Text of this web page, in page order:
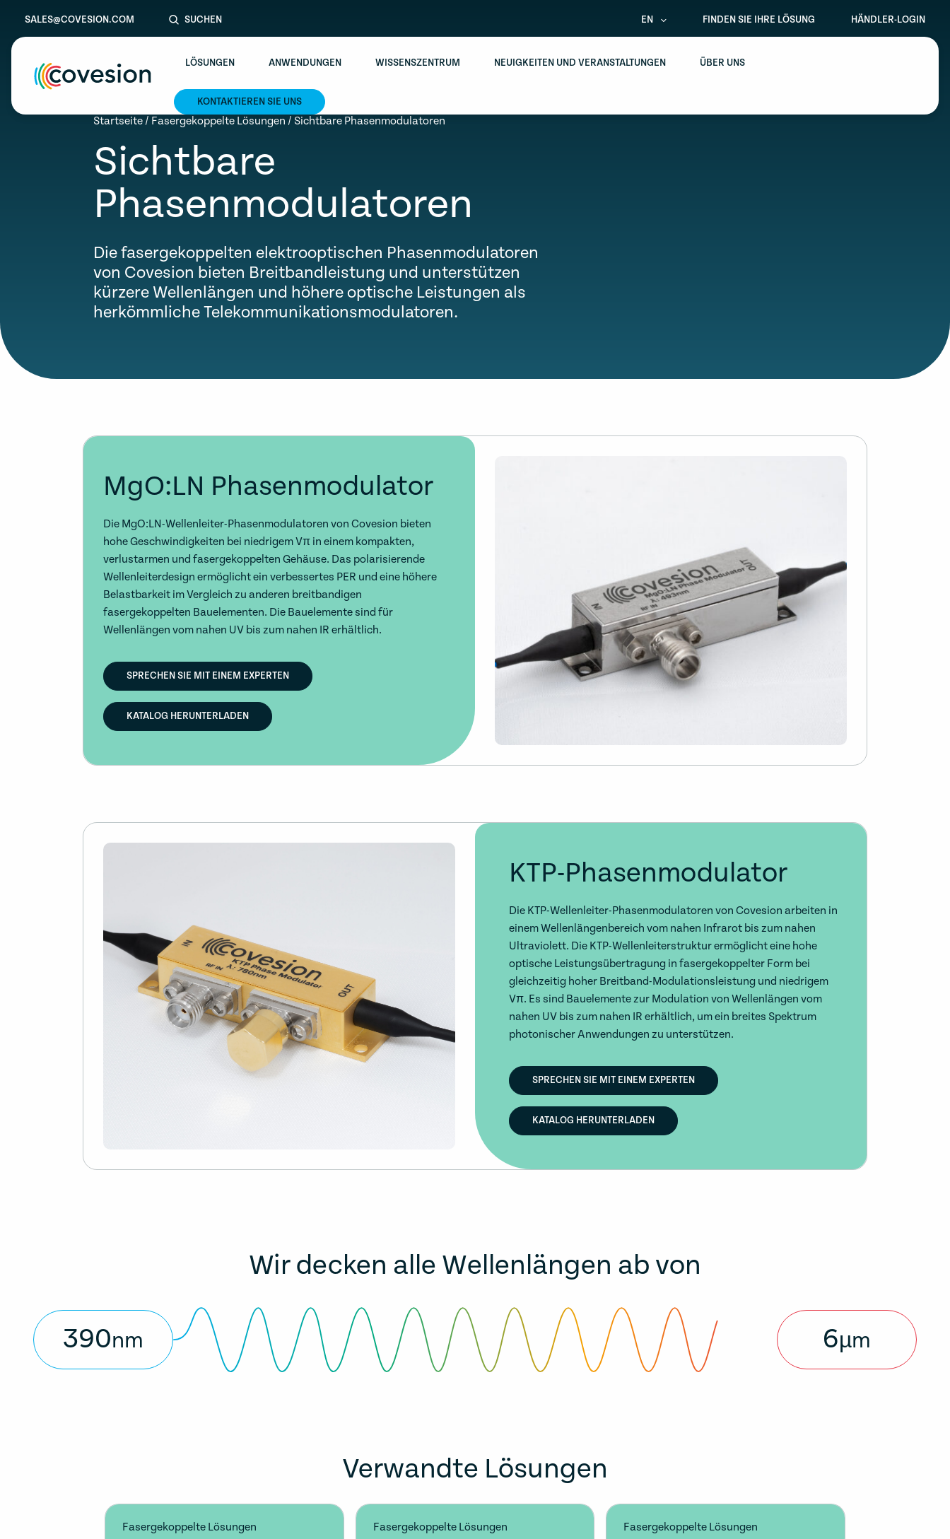
SALES@COVESION.COM SUCHEN EN FINDEN SIE IHRE LÖSUNG HÄNDLER-LOGIN
LÖSUNGEN ANWENDUNGEN WISSENSZENTRUM NEUIGKEITEN UND VERANSTALTUNGEN ÜBER UNS
KONTAKTIEREN SIE UNS
Startseite / Fasergekoppelte Lösungen / Sichtbare Phasenmodulatoren
Sichtbare
Phasenmodulatoren
Die fasergekoppelten elektrooptischen Phasenmodulatoren
von Covesion bieten Breitbandleistung und unterstützen
kürzere Wellenlängen und höhere optische Leistungen als
herkömmliche Telekommunikationsmodulatoren.
MgO:LN Phasenmodulator
Die MgO:LN-Wellenleiter-Phasenmodulatoren von Covesion bieten
hohe Geschwindigkeiten bei niedrigem Vπ in einem kompakten,
verlustarmen und fasergekoppelten Gehäuse. Das polarisierende
Wellenleiterdesign ermöglicht ein verbessertes PER und eine höhere
Belastbarkeit im Vergleich zu anderen breitbandigen
fasergekoppelten Bauelementen. Die Bauelemente sind für
Wellenlängen vom nahen UV bis zum nahen IR erhältlich.
SPRECHEN SIE MIT EINEM EXPERTEN
KATALOG HERUNTERLADEN
KTP-Phasenmodulator
Die KTP-Wellenleiter-Phasenmodulatoren von Covesion arbeiten in
einem Wellenlängenbereich vom nahen Infrarot bis zum nahen
Ultraviolett. Die KTP-Wellenleiterstruktur ermöglicht eine hohe
optische Leistungsübertragung in fasergekoppelter Form bei
gleichzeitig hoher Breitband-Modulationsleistung und niedrigem
Vπ. Es sind Bauelemente zur Modulation von Wellenlängen vom
nahen UV bis zum nahen IR erhältlich, um ein breites Spektrum
photonischer Anwendungen zu unterstützen.
SPRECHEN SIE MIT EINEM EXPERTEN
KATALOG HERUNTERLADEN
Wir decken alle Wellenlängen ab von
390nm 6µm
Verwandte Lösungen
Fasergekoppelte Lösungen Fasergekoppelte Lösungen Fasergekoppelte Lösungen